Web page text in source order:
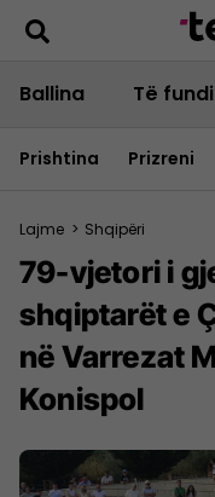
Ballina Të
Prishtina Prizreni
Lajme > Shqipëri
79-vjetori i
shqiptarët e
në Varrezat
Konispol